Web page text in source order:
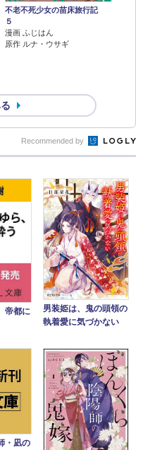
不老不死少女の苗床旅行記
５
漫画 ふじはん
原作 ルナ・ウサギ
Recommended by
帝都に
男装姫は、鬼の頭領の
執着愛に気づかない
・凪の